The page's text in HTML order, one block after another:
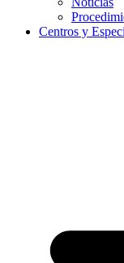
Centros y